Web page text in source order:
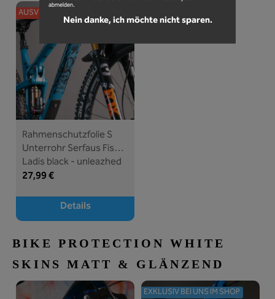
AUSVERKAUFT
Rahmenschutzfolie S
Unterrohr Serfaus Fiss
Ladis black - unleazhed
27,99 €
Details
BIKE PROTECTION WHITE
SKINS MATT & GLÄNZEND
EXKLUSIV BEI UNS IM SHOP
abmelden.
Nein danke, ich möchte nicht sparen.